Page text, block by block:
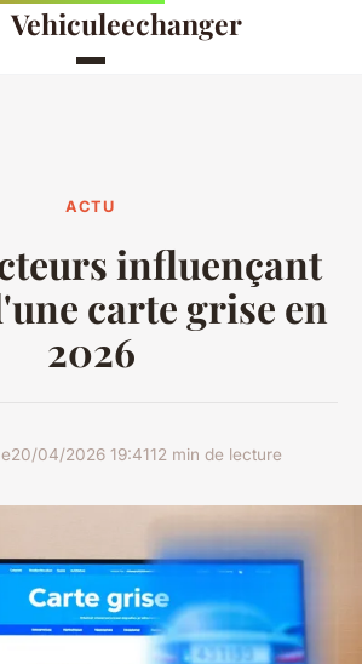
Vehiculeechanger
ACTU
influençant
carte grise en
2026
20/04/2026 19:4112 min de lecture